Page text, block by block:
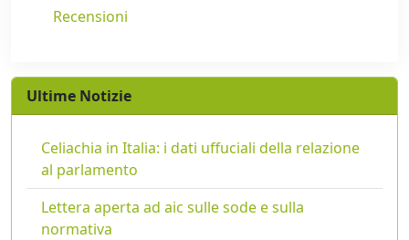
Recensioni
Ultime Notizie
Celiachia in Italia: i dati uffuciali della relazione
al parlamento
Lettera aperta ad aic sulle sode e sulla
normativa